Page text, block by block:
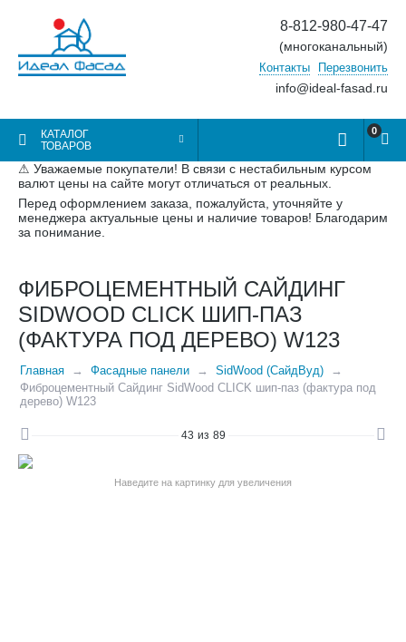
8-812-980-47-47
(многоканальный)
Контакты Перезвонить
info@ideal-fasad.ru
КАТАЛОГ
ТОВАРОВ
0
⚠ Уважаемые покупатели! В связи с нестабильным курсом
валют цены на сайте могут отличаться от реальных.
Перед оформлением заказа, пожалуйста, уточняйте у
менеджера актуальные цены и наличие товаров! Благодарим
за понимание.
ФИБРОЦЕМЕНТНЫЙ САЙДИНГ
SIDWOOD CLICK ШИП-ПАЗ
(ФАКТУРА ПОД ДЕРЕВО) W123
Главная Фасадные панели
SidWood (СайдВуд)
Фиброцементный Сайдинг SidWood CLICK шип-паз (фактура под
дерево) W123
43 из 89
Наведите на картинку для увеличения